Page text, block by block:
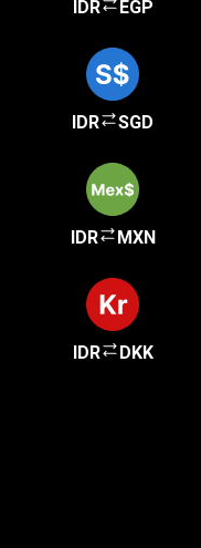
IDR EGP
IDR SGD
IDR MXN
IDR DKK